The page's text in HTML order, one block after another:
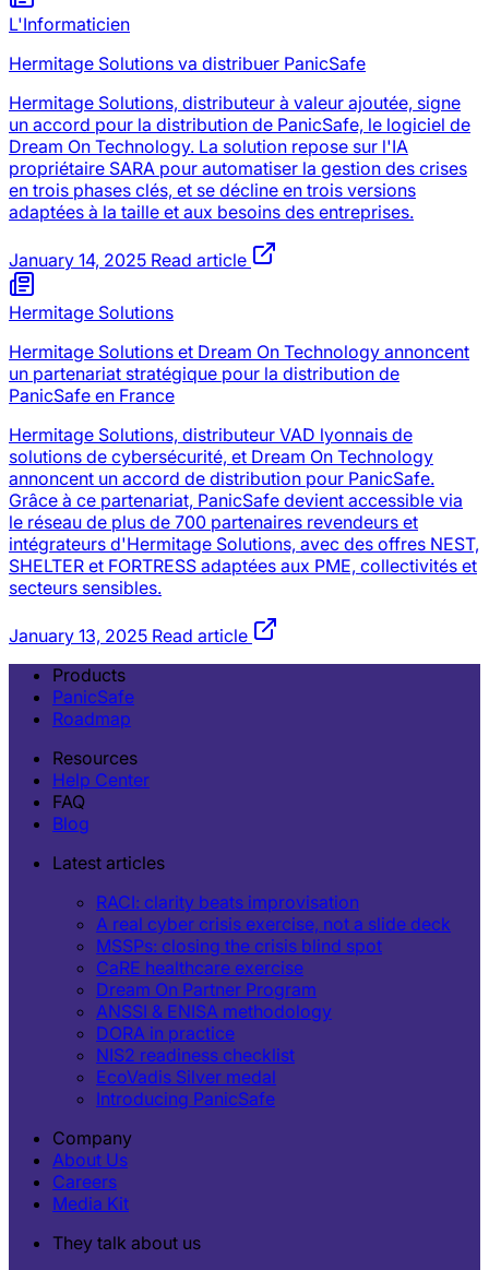
L'Informaticien
Hermitage Solutions va distribuer PanicSafe
Hermitage Solutions, distributeur à valeur ajoutée, signe
un accord pour la distribution de PanicSafe, le logiciel de
Dream On Technology. La solution repose sur l'IA
propriétaire SARA pour automatiser la gestion des crises
en trois phases clés, et se décline en trois versions
adaptées à la taille et aux besoins des entreprises.
January 14, 2025 Read article
Hermitage Solutions
Hermitage Solutions et Dream On Technology annoncent
un partenariat stratégique pour la distribution de
PanicSafe en France
Hermitage Solutions, distributeur VAD lyonnais de
solutions de cybersécurité, et Dream On Technology
annoncent un accord de distribution pour PanicSafe.
Grâce à ce partenariat, PanicSafe devient accessible via
le réseau de plus de 700 partenaires revendeurs et
intégrateurs d'Hermitage Solutions, avec des offres NEST,
SHELTER et FORTRESS adaptées aux PME, collectivités et
secteurs sensibles.
January 13, 2025 Read article
Products
PanicSafe
Roadmap
Resources
Help Center
FAQ
Blog
Latest articles
RACI: clarity beats improvisation
A real cyber crisis exercise, not a slide deck
MSSPs: closing the crisis blind spot
CaRE healthcare exercise
Dream On Partner Program
ANSSI & ENISA methodology
DORA in practice
NIS2 readiness checklist
EcoVadis Silver medal
Introducing PanicSafe
Company
About Us
Careers
Media Kit
They talk about us